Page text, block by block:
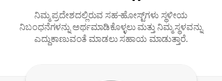
ನಿಮ್ಮ ಪ್ರದೇಶದಲ್ಲಿರುವ ಸಹ‑ಹೋಸ್ಟ್‌ಗಳು ಸ್ಥಳೀಯ
ನಿಬಂಧನೆಗಳನ್ನು ಅರ್ಥಮಾಡಿಕೊಳ್ಳಲು ಮತ್ತು ನಿಮ್ಮ ಸ್ಥಳವನ್ನು
ಎದ್ದುಕಾಣುವಂತೆ ಮಾಡಲು ಸಹಾಯ ಮಾಡುತ್ತಾರೆ.